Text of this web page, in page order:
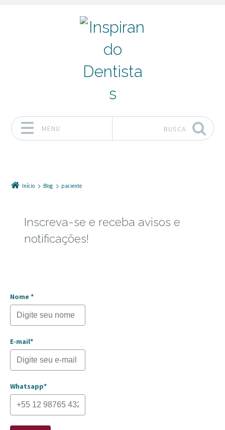
MENU BUSCA
Início Blog paciente
Inscreva-se e receba avisos e
notificações!
Nome *
E-mail*
Whatsapp*